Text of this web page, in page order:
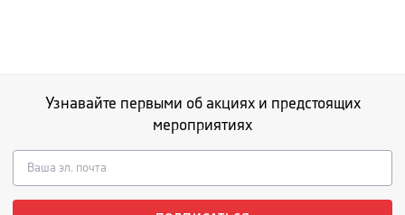
Узнавайте первыми об акциях и предстоящих
мероприятиях